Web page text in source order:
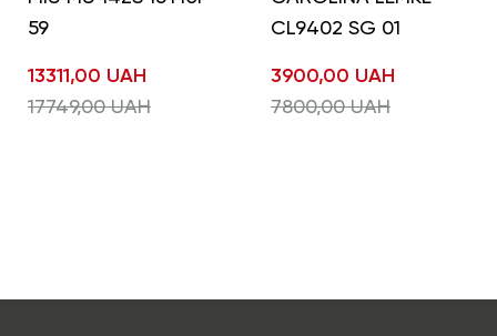
59
13311,00 UAH
17749,00UAH
CL9402 SG 01
3900,00 UAH
7800,00UAH